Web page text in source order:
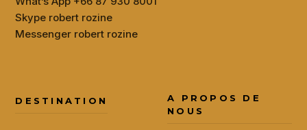
Skype robert rozine
Messenger robert rozine
DESTINATION
A PROPOS DE
NOUS